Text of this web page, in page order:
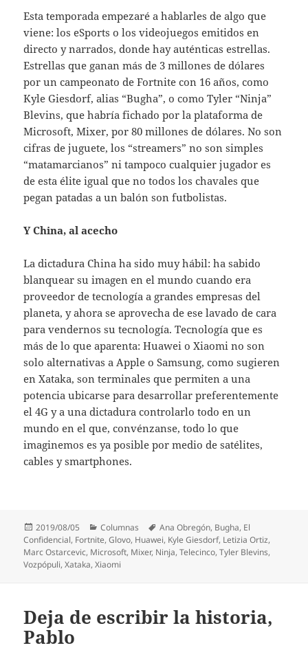
Esta temporada empezaré a hablarles de algo que
viene: los eSports o los videojuegos emitidos en
directo y narrados, donde hay auténticas estrellas.
Estrellas que ganan más de 3 millones de dólares
por un campeonato de Fortnite con 16 años, como
Kyle Giesdorf, alias “Bugha”, o como Tyler “Ninja”
Blevins, que habría fichado por la plataforma de
Microsoft, Mixer, por 80 millones de dólares. No son
cifras de juguete, los “streamers” no son simples
“matamarcianos” ni tampoco cualquier jugador es
de esta élite igual que no todos los chavales que
pegan patadas a un balón son futbolistas.
Y China, al acecho
La dictadura China ha sido muy hábil: ha sabido
blanquear su imagen en el mundo cuando era
proveedor de tecnología a grandes empresas del
planeta, y ahora se aprovecha de ese lavado de cara
para vendernos su tecnología. Tecnología que es
más de lo que aparenta: Huawei o Xiaomi no son
solo alternativas a Apple o Samsung, como sugieren
en Xataka, son terminales que permiten a una
potencia ubicarse para desarrollar preferentemente
el 4G y a una dictadura controlarlo todo en un
mundo en el que, convénzanse, todo lo que
imaginemos es ya posible por medio de satélites,
cables y smartphones.
Publicado
el
2019/08/05 Categorías
Columnas Etiquetas
Ana Obregón, Bugha, El
Confidencial, Fortnite,Glovo, Huawei, Kyle Giesdorf, Letizia Ortiz,
Marc Ostarcevic, Microsoft, Mixer, Ninja,Telecinco,Tyler Blevins,
Vozpópuli,Xataka,Xiaomi
Deja de escribir la historia,
Pablo